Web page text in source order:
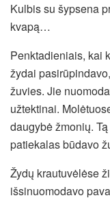
Kulbis su šypsena
kvapą…
Penktadieniais, kai
žydai
žuvies. Jie
užtektinai.
daugybė žmonių.
patiekalas būdavo
Žydų krautuvėlėse
išsinuomodavo